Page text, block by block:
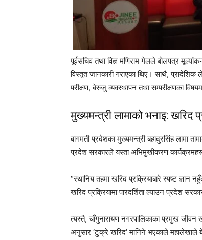
पूर्वसचिव तथा विज्ञ मणिराम गेलले बोलपत्र
विस्तृत जानकारी गराएका थिए। साथै, प्रादेशिक
परीक्षण, बेरुजु व्यवस्थापन तथा सम्परीक्षणका
मुख्यमन्त्री लामाको भनाइ: खरिद
बागमती प्रदेशका मुख्यमन्त्री बहादुरसिंह लामा
प्रदेश सरकारले यस्ता अभिमुखीकरण कार्यक्रमहरू
“स्थानिय तहमा खरिद प्रक्रियाबारे स्पष्ट ज्ञान
खरिद प्रक्रियामा पारदर्शिता ल्याउन प्रदेश
त्यस्तै, चाँगुनारायण नगरपालिकाका प्रमुख
अनुसार ‘टुक्रे खरिद’ मानिने भएकाले महालेखाले